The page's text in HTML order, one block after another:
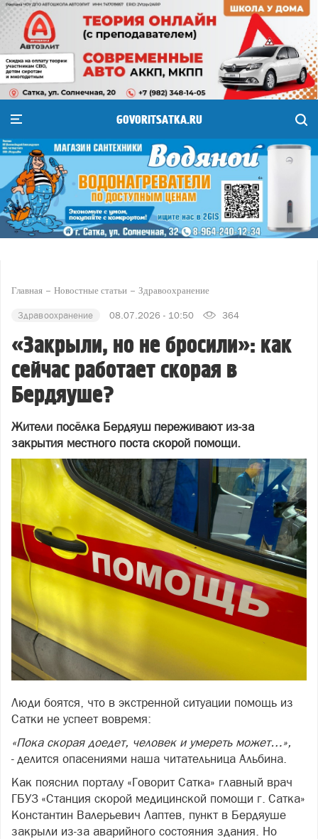
GOVORITSATKA.RU
Главная Новостные статьи Здравоохранение
Здравоохранение 08.07.2026 - 10:50 364
«Закрыли, но не бросили»: как
сейчас работает скорая в
Бердяуше?
Жители посёлка Бердяуш переживают из‑за
закрытия местного поста скорой помощи.
Люди боятся, что в экстренной ситуации помощь из
Сатки не успеет вовремя:
«Пока скорая доедет, человек и умереть может…»,
- делится опасениями наша читательница Альбина.
Как пояснил порталу «Говорит Сатка» главный врач
ГБУЗ «Станция скорой медицинской помощи г. Сатка»
Константин Валерьевич Лаптев, пункт в Бердяуше
закрыли из‑за аварийного состояния здания. Но